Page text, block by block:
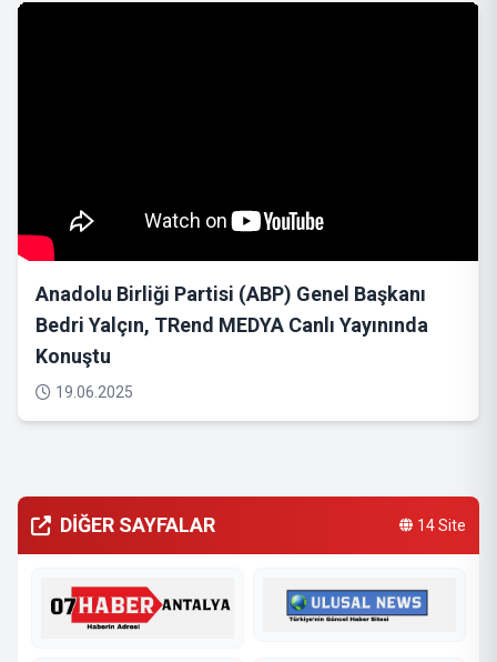
Anadolu Birliği Partisi (ABP) Genel Başkanı
Bedri Yalçın, TRend MEDYA Canlı Yayınında
Konuştu
19.06.2025
DİĞER SAYFALAR 14 Site